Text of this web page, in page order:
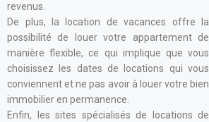
revenus.
De plus, la location de vacances offre la
possibilité de louer votre appartement de
manière flexible, ce qui implique que vous
choisissez les dates de locations qui vous
conviennent et ne pas avoir à louer votre bien
immobilier en permanence.
Enfin, les sites spécialisés de locations de